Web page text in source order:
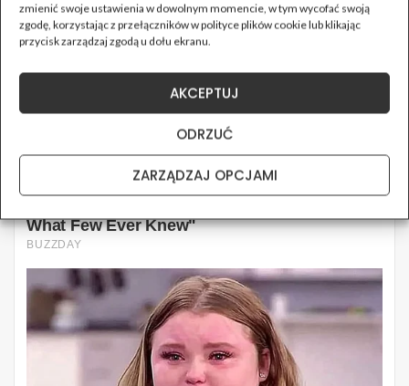
zmienić swoje ustawienia w dowolnym momencie, w tym wycofać swoją
zgodę, korzystając z przełączników w polityce plików cookie lub klikając
przycisk zarządzaj zgodą u dołu ekranu.
AKCEPTUJ
ODRZUĆ
ZARZĄDZAJ OPCJAMI